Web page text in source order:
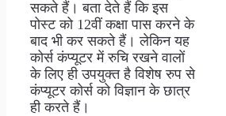
सकते हैं। बता देते हैं कि इस
पोस्ट को 12वीं कक्षा पास करने के
बाद भी कर सकते हैं। लेकिन यह
कोर्स कंप्यूटर में रुचि रखने वालों
के लिए ही उपयुक्त है विशेष रुप से
कंप्यूटर कोर्स को विज्ञान के छात्र
ही करते हैं।